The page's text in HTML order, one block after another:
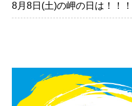
8月8日(土)の岬の日は！！！